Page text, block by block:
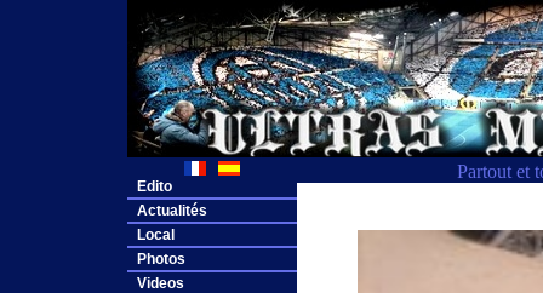
Partout et
Edito
Actualités
Local
Photos
Videos